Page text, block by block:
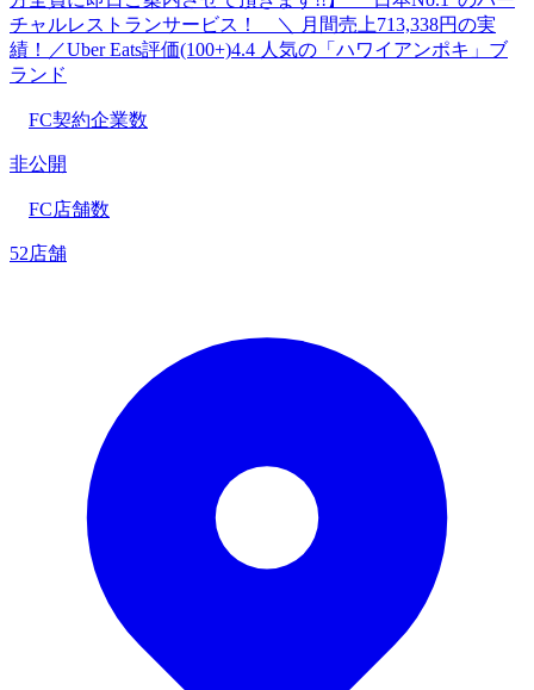
チャルレストランサービス！ ＼ 月間売上713,338円の実
績！／Uber Eats評価(100+)4.4 人気の「ハワイアンポキ」ブ
ランド
FC契約企業数
非公開
FC店舗数
52店舗